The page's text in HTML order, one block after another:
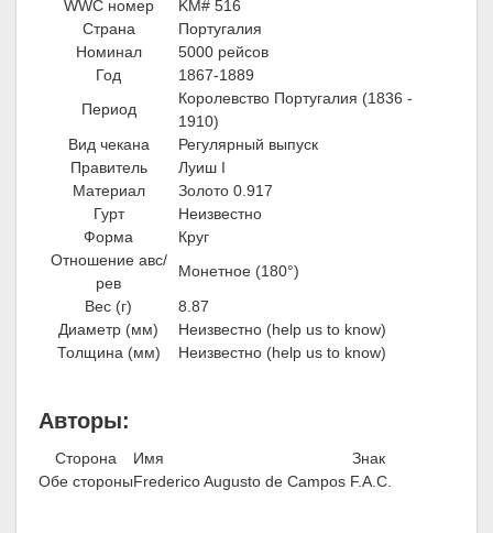
WWC номер
KM# 516
Страна
Португалия
Номинал
5000 рейсов
Год
1867-1889
Период
Королевство Португалия (1836 -
1910)
Вид чекана
Регулярный выпуск
Правитель
Луиш I
Материал
Золото 0.917
Гурт
Неизвестно
Форма
Круг
Отношение авс/
рев
Монетное (180°)
Вес (г)
8.87
Диаметр (мм)
Неизвестно (help us to know)
Толщина (мм)
Неизвестно (help us to know)
Авторы:
Сторона Имя
Знак
Обе стороныFrederico Augusto de Campos F.A.C.